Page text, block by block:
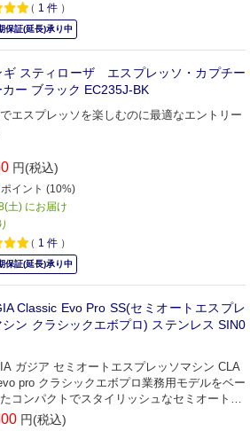
（ 1 件 ）
保証(延長)承り中
ギ スティローザ エスプレッソ・カプチー
カー ブラック EC235J-BK
エスプレッソを楽しむのに最適なエントリー
円(税込)
ポイント (10%)
土) にお届け
（ 1 件 ）
保証(延長)承り中
Classic Evo Pro SS(セミオートエスプレ
シン クラシックエボプロ) ステンレス SIN0
ガジア セミオートエスプレッソマシン CLA
pro クラシックエボプロ業務用モデルをベー
コンパクトでスタイリッシュなセミオートタ
円(税込)